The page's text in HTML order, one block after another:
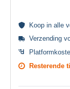
Koop in alle
Verzending
Resterende